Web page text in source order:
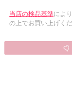
当店の検品基準によ
の上でお買い上げく